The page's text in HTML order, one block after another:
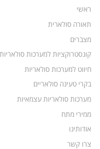
ראשי
תאורה סולארית
מצברים
קונסטרוקציות למערכות סולאריות
חיווט למערכות סולאריות
בקרי טעינה סולאריים
מערכות סולאריות עצמאיות
ממירי מתח
אודותינו
צרו קשר